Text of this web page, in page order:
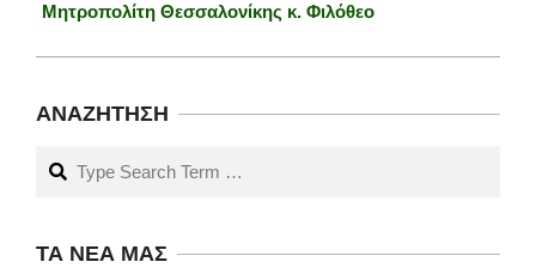
Μητροπολίτη Θεσσαλονίκης κ. Φιλόθεο
ΑΝΑΖΉΤΗΣΗ
Search
ΤΑ ΝΈΑ ΜΑΣ